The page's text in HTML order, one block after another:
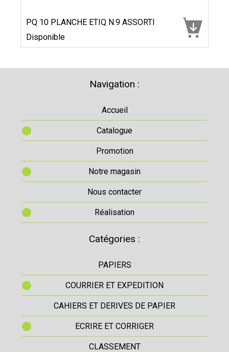
PQ 10 PLANCHE ETIQ N.9 ASSORTI
Disponible
Navigation :
Accueil
Catalogue
Promotion
Notre magasin
Nous contacter
Réalisation
Catégories :
PAPIERS
COURRIER ET EXPEDITION
CAHIERS ET DERIVES DE PAPIER
ECRIRE ET CORRIGER
CLASSEMENT